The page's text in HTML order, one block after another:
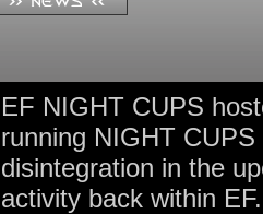
EF NIGHT CUPS
running NIGHT
disintegration in the
activity back within EF.